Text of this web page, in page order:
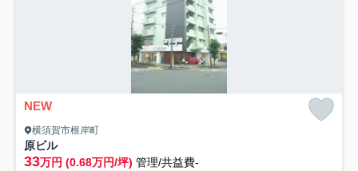
NEW
横須賀市根岸町
原ビル
33万円 (0.68万円/坪) 管理/共益費-